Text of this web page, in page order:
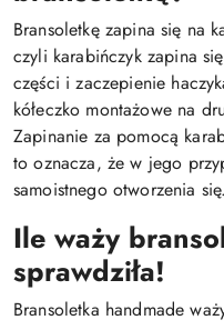
Bransoletkę zapina się na
czyli karabińczyk zapina
części i zaczepienie
kółeczko montażowe na
Zapinanie za pomocą
to oznacza, że w jego
samoistnego otworzenia się.
Ile waży
sprawdziła!
Bransoletka handmade